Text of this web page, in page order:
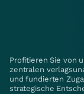
Profitieren Sie von
zentralen
und fundierten
strategische